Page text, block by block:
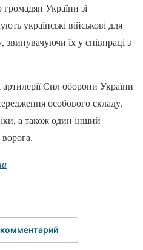
України зі
українські військові для
їх у співпраці з
артилерії Сил оборони України
особового складу,
а також один інший